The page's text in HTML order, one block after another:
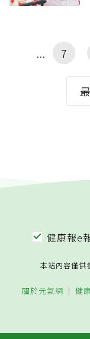
7
健康報e
本站內容僅供
關於元氣網 健